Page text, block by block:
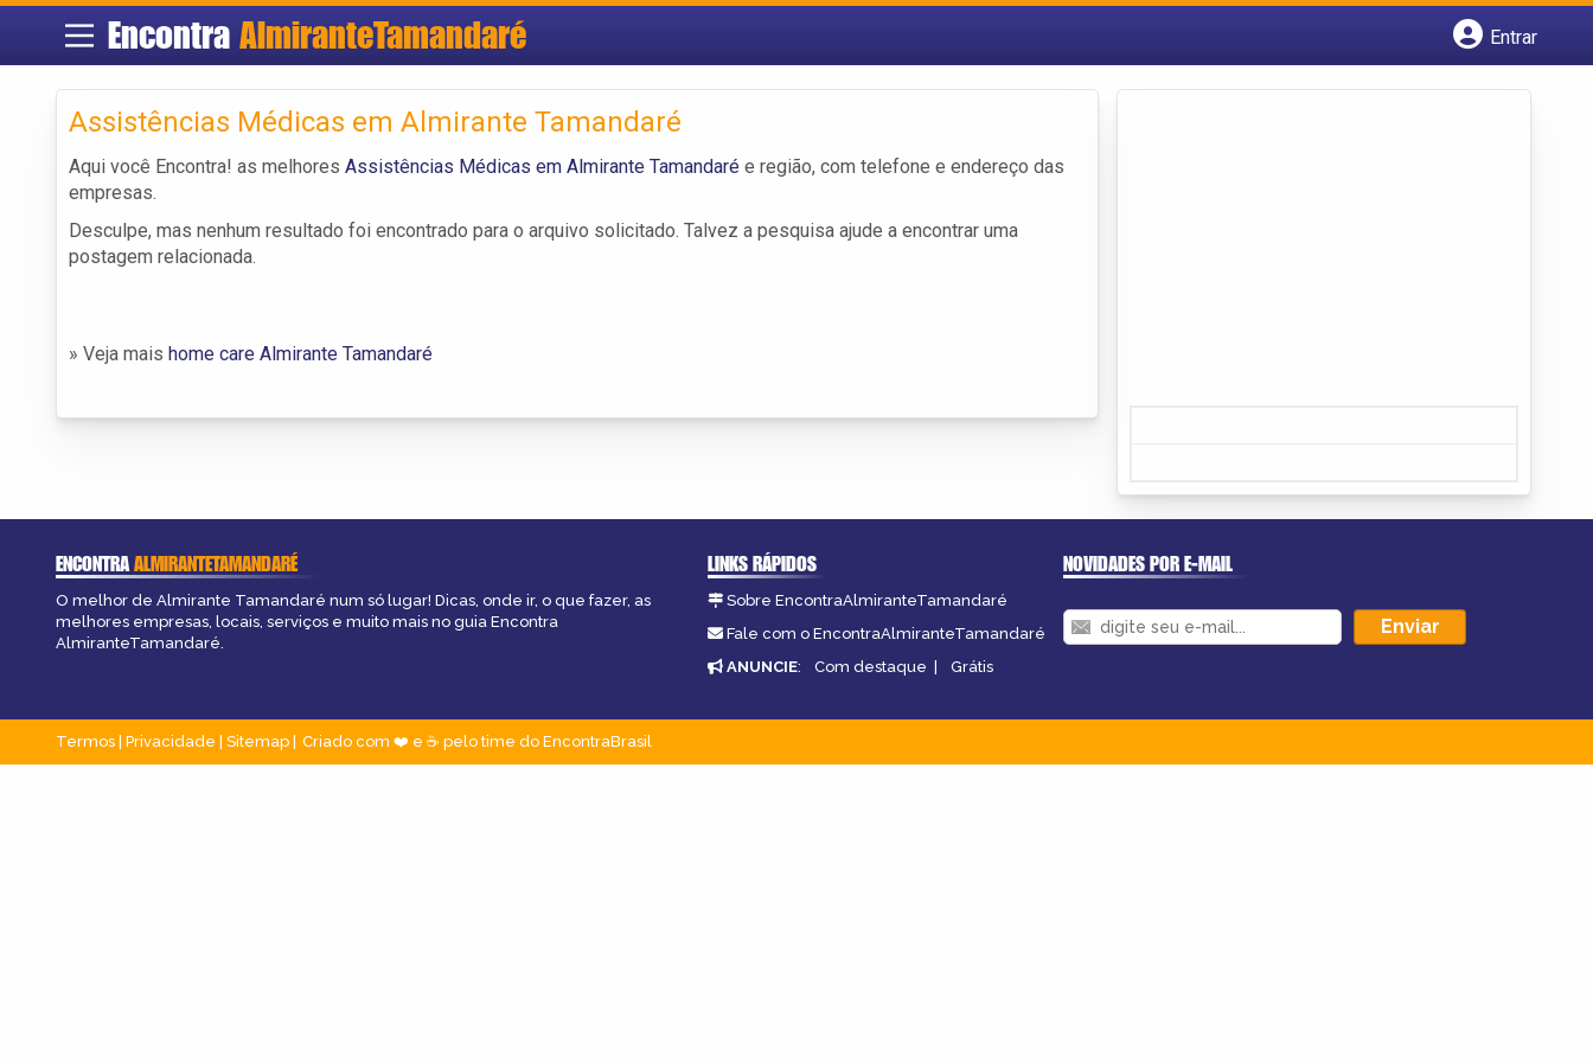
Encontra AlmiranteTamandaré
Entrar
Assistências Médicas em Almirante Tamandaré
Aqui você Encontra! as melhores Assistências Médicas em Almirante Tamandaré e região, com telefone e endereço das
empresas.
Desculpe, mas nenhum resultado foi encontrado para o arquivo solicitado. Talvez a pesquisa ajude a encontrar uma
postagem relacionada.
» Veja mais home care Almirante Tamandaré
ENCONTRAALMIRANTETAMANDARÉ
O melhor de Almirante Tamandaré num só lugar! Dicas, onde ir, o que fazer, as
melhores empresas, locais, serviços e muito mais no guia Encontra
AlmiranteTamandaré.
LINKS RÁPIDOS
Sobre EncontraAlmiranteTamandaré
Fale com o EncontraAlmiranteTamandaré
ANUNCIE: Com destaque | Grátis
NOVIDADES POR E-MAIL
Termos | Privacidade | Sitemap Criado com ❤️ e ☕ pelo time do EncontraBrasil